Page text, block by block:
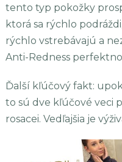
tento typ pokožky
ktorá sa rýchlo
rýchlo vstrebávajú a
Anti-Redness
Ďalší kľúčový fakt:
to sú dve kľúčové veci
rosacei. Vedľajšia je